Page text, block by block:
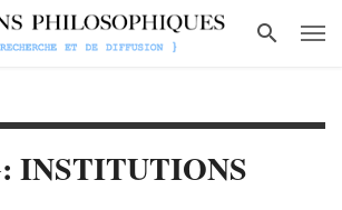
INSTITUTIONS